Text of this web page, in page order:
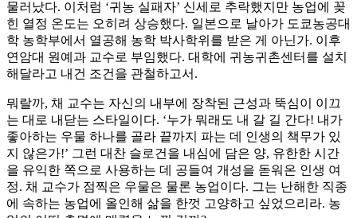
물러났다. 이처럼 ‘귀농 실패자’ 신세로 추락했지만 농업에 꽂
힌 열정 온도는 오히려 상승했다. 일본으로 날아가 도쿄농공대
학 농학부에서 열공해 농학 박사학위를 받은 게 아닌가. 이후
연암대 원예과 교수로 부임했다. 대학에 귀농귀촌센터를 설치
해달라고 내건 조건을 관철하고서.
뭐랄까, 채 교수는 자신의 내부에 장착된 근성과 뚝심이 이끄
는 대로 내닫는 스타일이다. ‘누가 뭐래도 내 갈 길 간다! 내가
좋아하는 우물 하나를 골라 끝까지 파는 데 인생의 책무가 있
지 않은가!’ 그런 대찬 슬로건을 내심에 담은 양, 유한한 시간
을 유익한 쪽으로 사용하는 데 공들여 개성을 돋워온 인생 여
정. 채 교수가 점찍은 우물은 물론 농업이다. 그는 난해한 직종
에 속하는 농업에 올인해 삶을 한껏 고양하고 싶었으리라. 농